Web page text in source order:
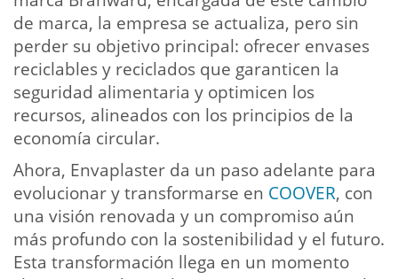
de marca, la empresa se actualiza, pero sin
perder su objetivo principal: ofrecer envases
reciclables y reciclados que garanticen la
seguridad alimentaria y optimicen los
recursos, alineados con los principios de la
economía circular.
Ahora, Envaplaster da un paso adelante para
evolucionar y transformarse en COOVER, con
una visión renovada y un compromiso aún
más profundo con la sostenibilidad y el futuro.
Esta transformación llega en un momento